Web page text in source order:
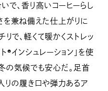
で、香り高いコーヒーらし
兼ね備えた仕上がりに
で、軽くて暖かくストレッ
インシュレーション」を使
の気候でも安心だ。足首
りの履き口や弾力あるア